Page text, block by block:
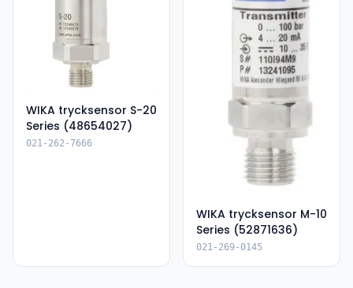
WIKA trycksensor S-20
Series (48654027)
021-262-7666
WIKA trycksensor M-10
Series (52871636)
021-269-0145